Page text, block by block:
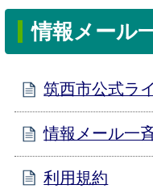
情報メール
筑西市公式ラ
情報メール一
利用規約